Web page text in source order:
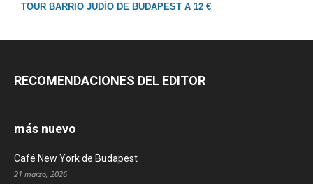
TOUR BARRIO JUDÍO DE BUDAPEST A 12 €
RECOMENDACIONES DEL EDITOR
más nuevo
Café New York de Budapest
21 marzo, 2026